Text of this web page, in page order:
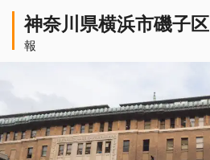
神奈川県横浜市磯子区
報